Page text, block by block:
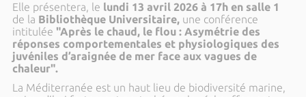
Elle présentera, le lundi 13 avril 2026 à 17h en salle 1
de la Bibliothèque Universitaire, une conférence
intitulée "Après le chaud, le flou : Asymétrie des
réponses comportementales et physiologiques des
juvéniles d’araignée de mer face aux vagues de
chaleur".
La Méditerranée est un haut lieu de biodiversité marine,